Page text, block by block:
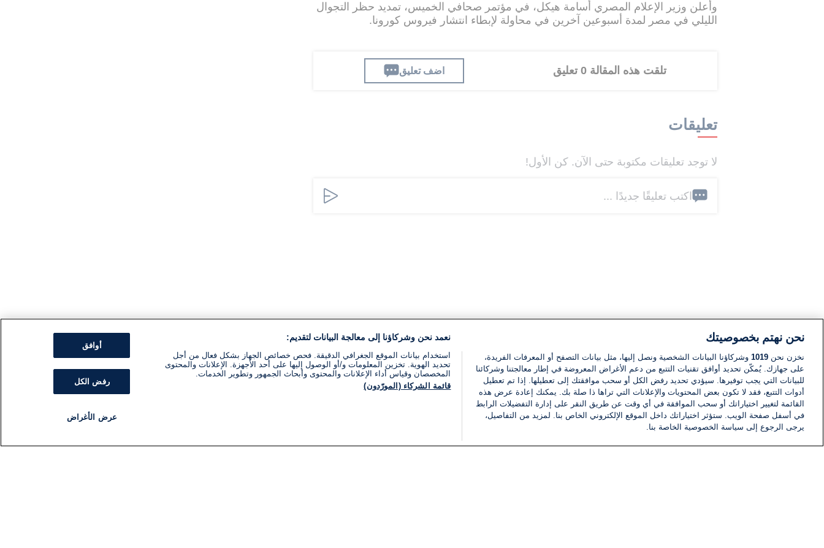
وأعلن وزير الإعلام المصري أسامة هيكل، في مؤتمر صحافي الخميس، تمديد حظر التجوال
الليلي في مصر لمدة أسبوعين آخرين في محاولة لإبطاء انتشار فيروس كورونا.
تلقت هذه المقالة 0 تعليق اضف تعليق
تعليقات
لا توجد تعليقات مكتوبة حتى الآن. كن الأول!
اكتب تعليقًا جديدًا ...
نحن نهتم بخصوصيتك
نخزن نحن 1019 وشركاؤنا البيانات الشخصية ونصل إليها، مثل بيانات التصفح أو المعرفات الفريدة،
على جهازك. يُمكّن تحديد أوافق تقنيات التتبع من دعم الأغراض المعروضة في إطار معالجتنا وشركائنا
للبيانات التي يجب توفيرها. سيؤدي تحديد رفض الكل أو سحب موافقتك إلى تعطيلها. إذا تم تعطيل
أدوات التتبع، فقد لا تكون بعض المحتويات والإعلانات التي تراها ذا صلة بك. يمكنك إعادة عرض هذه
القائمة لتغيير اختياراتك أو سحب الموافقة في أي وقت عن طريق النقر على إدارة التفضيلات الرابط
في أسفل صفحة الويب. ستؤثر اختياراتك داخل الموقع الإلكتروني الخاص بنا. لمزيد من التفاصيل،
يرجى الرجوع إلى سياسة الخصوصية الخاصة بنا.
نعمد نحن وشركاؤنا إلى معالجة البيانات لتقديم:
استخدام بيانات الموقع الجغرافي الدقيقة. فحص خصائص الجهاز بشكل فعال من أجل
تحديد الهوية. تخزين المعلومات و/أو الوصول إليها على أحد الأجهزة. الإعلانات والمحتوى
المخصصان وقياس أداء الإعلانات والمحتوى وأبحاث الجمهور وتطوير الخدمات.
قائمة الشركاء (المورّدون)
أوافق
رفض الكل
عرض الأغراض